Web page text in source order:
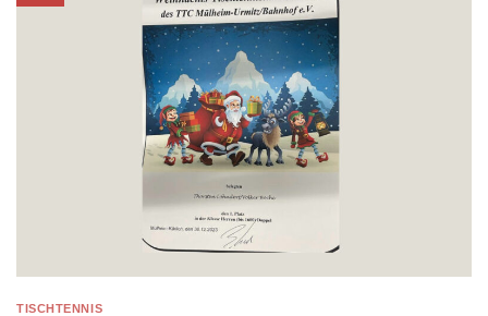
TISCHTENNIS